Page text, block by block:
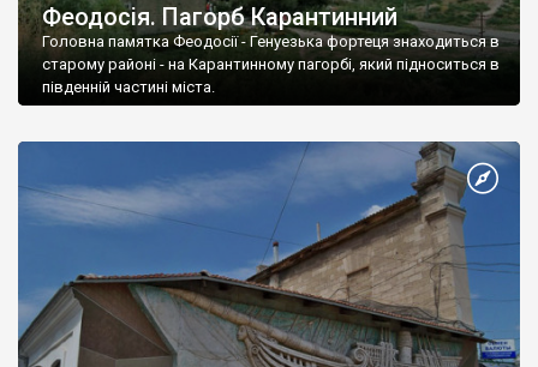
Феодосія. Пагорб Карантинний
Головна памятка Феодосії - Генуезька фортеця знаходиться в
старому районі - на Карантинному пагорбі, який підноситься в
південній частині міста.